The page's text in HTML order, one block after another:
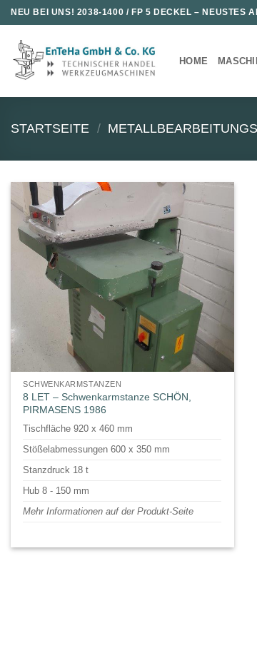
Zum
Inhalt
springen
NEU BEI UNS! 2038-1400 / FP 5 DECKEL – NEUSTES
HOME
STARTSEITE /
SCHWENKARMSTANZEN
8 LET – Schwenkarmstanze SCHÖN,
PIRMASENS 1986
Tischfläche 920 x 460 mm
Stößelabmessungen 600 x 350 mm
Stanzdruck 18 t
Hub 8 - 150 mm
Mehr Informationen auf der Produkt-Seite